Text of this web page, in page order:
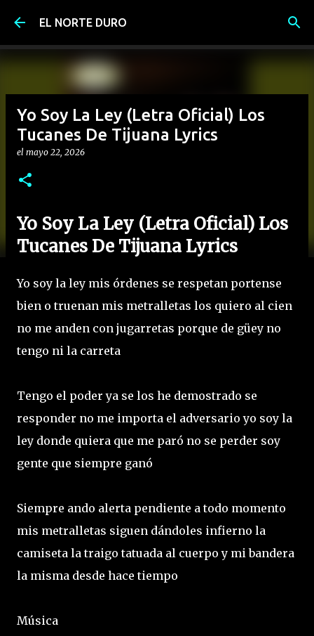
Ir al contenido principal
EL NORTE DURO
Yo Soy La Ley (Letra Oficial) Los
Tucanes De Tijuana Lyrics
el mayo 22, 2026
Yo Soy La Ley (Letra Oficial) Los
Tucanes De Tijuana Lyrics
Yo soy la ley mis órdenes se respetan portense
bien o truenan mis metralletas los quiero al cien
no me anden con jugarretas porque de güey no
tengo ni la carreta
Tengo el poder ya se los he demostrado se
responder no me importa el adversario yo soy la
ley donde quiera que me paró no se perder soy
gente que siempre ganó
Siempre ando alerta pendiente a todo momento
mis metralletas siguen dándoles infierno la
camiseta la traigo tatuada al cuerpo y mi bandera
la misma desde hace tiempo
Música